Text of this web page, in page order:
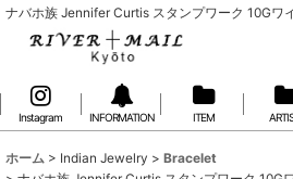
ナバホ族 Jennifer Curtis スタンプワーク 10Gワ
Instagram INFORMATION ITEM
ホーム > Indian Jewelry > Bracelet